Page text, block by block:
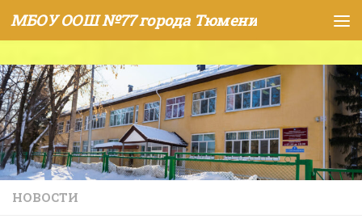
Skip to content
МБОУ ООШ №77 города Тюмени
НОВОСТИ